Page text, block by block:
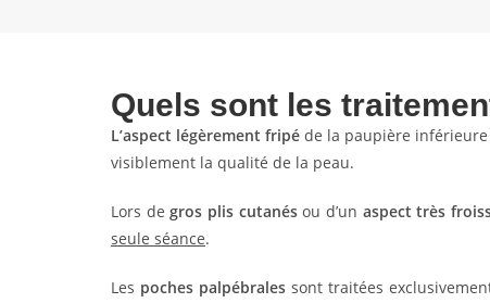
Quels sont les
L’aspect légèrement fripé de la paupière
visiblement la qualité de la peau.
Lors degros plis cutanésou d’un aspect très
seule séance.
Les poches palpébralessont traitées